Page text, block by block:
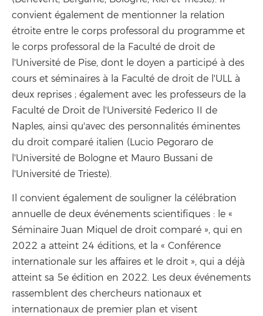
convient également de mentionner la relation
étroite entre le corps professoral du programme et
le corps professoral de la Faculté de droit de
l'Université de Pise, dont le doyen a participé à des
cours et séminaires à la Faculté de droit de l'ULL à
deux reprises ; également avec les professeurs de la
Faculté de Droit de l'Université Federico II de
Naples, ainsi qu'avec des personnalités éminentes
du droit comparé italien (Lucio Pegoraro de
l'Université de Bologne et Mauro Bussani de
l'Université de Trieste).
Il convient également de souligner la célébration
annuelle de deux événements scientifiques : le «
Séminaire Juan Miquel de droit comparé », qui en
2022 a atteint 24 éditions, et la « Conférence
internationale sur les affaires et le droit », qui a déjà
atteint sa 5e édition en 2022. Les deux événements
rassemblent des chercheurs nationaux et
internationaux de premier plan et visent